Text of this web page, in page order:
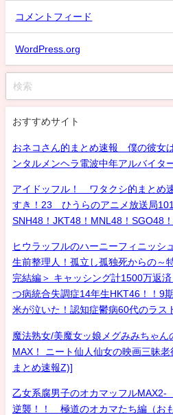
コメントフィード
WordPress.org
おすすめサイト
おネコさん的まとめ速報 僕の彼女
ンタルメンヘラ電波中年アルバイタ
アイドッフル！ ワタクシ的まとめ
すき！23 ひうらのアニメ放送局
SNH48！JKT48！MNL48！SGO48
ヒウラッフルのハーニーフィニッシ
生前整理人！孤立し孤独死からの～
完結編＞ キャッシング計1500万返
つ病統合失調症14年生HKT46！！9
米が泣いた！認知症鬱病60代のラス
魔法熟女/美魔女ッ娘メグみみちゃ
MAX！ ニート仙人仙女の映画三昧
まとめ速報Z)]
乙女系腐男子のオカマッフル
逆襲！！ 極道のオカマたち編（お